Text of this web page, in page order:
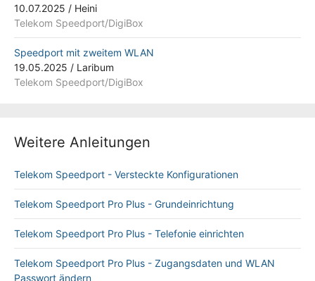
10.07.2025 / Heini
Telekom Speedport/DigiBox
Speedport mit zweitem WLAN
19.05.2025 / Laribum
Telekom Speedport/DigiBox
Weitere Anleitungen
Telekom Speedport - Versteckte Konfigurationen
Telekom Speedport Pro Plus - Grundeinrichtung
Telekom Speedport Pro Plus - Telefonie einrichten
Telekom Speedport Pro Plus - Zugangsdaten und WLAN
Passwort ändern